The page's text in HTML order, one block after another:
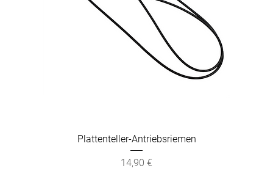
Plattenteller-Antriebsriemen
Preis
14,90 €